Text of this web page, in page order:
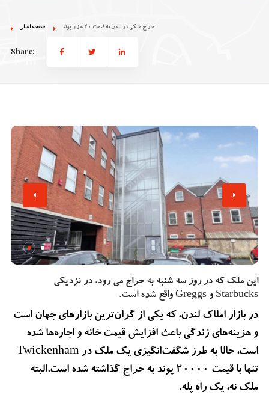
صفحه اصلی حراج ملکی در لندن به قیمت 20 هزار پوند
Share:
این ملک که در روز سه شنبه به حراج می رود، در نزدیکی
Starbucks و Greggs واقع شده است.
در بازار املاک لندن، که یکی از گران‌ترین بازارهای جهان است
و هزینه‌های زندگی باعث افزایش قیمت خانه و اجاره‌ها شده‌
است، حالا به طرز شگفت‌انگیزی یک ملک در Twickenham
تنها با قیمت 20000 پوند به حراج گذاشته شده است.البته
ملک نه، یک راه پله.